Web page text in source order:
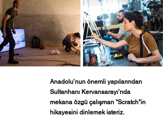
Anadolu’nun önemli yapılarından
Sultanhanı Kervansarayı’nda
mekana özgü çalışman "Scratch"in
hikayesini dinlemek isteriz.